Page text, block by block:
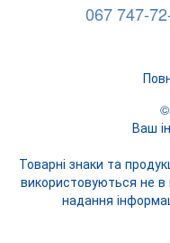
067 747-
Ваш
Товарні знаки та
використовуються не в
надання